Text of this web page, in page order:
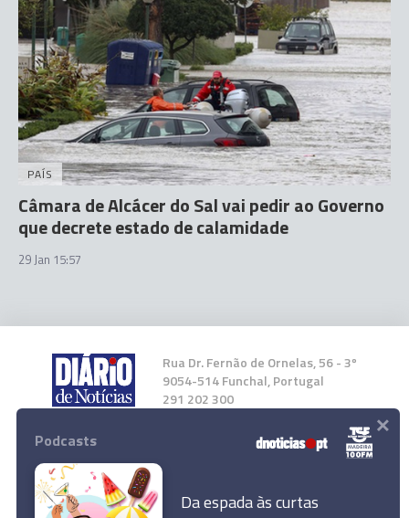
PAÍS
Câmara de Alcácer do Sal vai pedir ao Governo
que decrete estado de calamidade
29 Jan 15:57
Rua Dr. Fernão de Ornelas, 56 - 3º
9054-514 Funchal, Portugal
291 202 300
Instale a nossa App
Podcasts
Da espada às curtas
×